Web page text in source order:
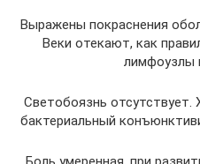
Выражены покраснения
Веки отекают, как
лимфоузлы
Светобоязнь отсутствует.
бактериальный